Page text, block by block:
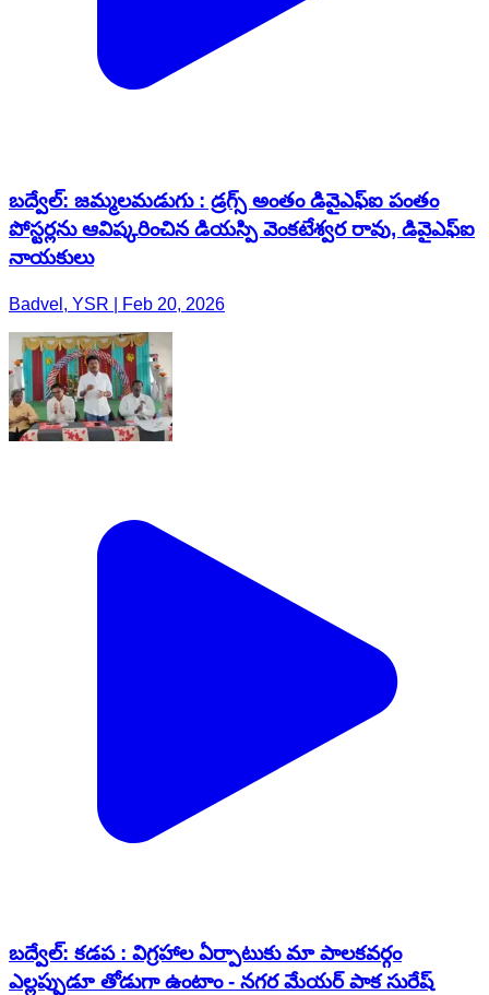
బద్వేల్: జమ్మలమడుగు : డ్రగ్స్ అంతం డివైఎఫ్ఐ పంతం
పోస్టర్లను ఆవిష్కరించిన డియస్పి వెంకటేశ్వర రావు, డివైఎఫ్ఐ
నాయకులు
Badvel, YSR | Feb 20, 2026
బద్వేల్: కడప : విగ్రహాల ఏర్పాటుకు మా పాలకవర్గం
ఎల్లప్పుడూ తోడుగా ఉంటాం - నగర మేయర్ పాక సురేష్